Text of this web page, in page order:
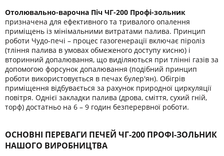
Отолювально-варочна Піч ЧГ-200 Профі-зольник
призначена для ефективного та тривалого опалення
приміщень із мінімальними витратами палива. Принцип
роботи Чудо-печі – процес газогенерації включає піроліз
(тління палива в умовах обмеженого доступу кисню) і
вторинний допалювання, що виділяються при тлінні газів за
допомогою форсунок допалювання (подібний принцип
роботи використовується в печах булер'ян). Обігрів
приміщення відбувається за рахунок природної циркуляції
повітря. Однієї закладки палива (дрова, сміття, сухий гній,
торф) достатньо на 6 – 9 годин безперервної роботи.
ОСНОВНІ ПЕРЕВАГИ ПЕЧЕЙ ЧГ-200 ПРОФІ-ЗОЛЬНИК
НАШОГО ВИРОБНИЦТВА